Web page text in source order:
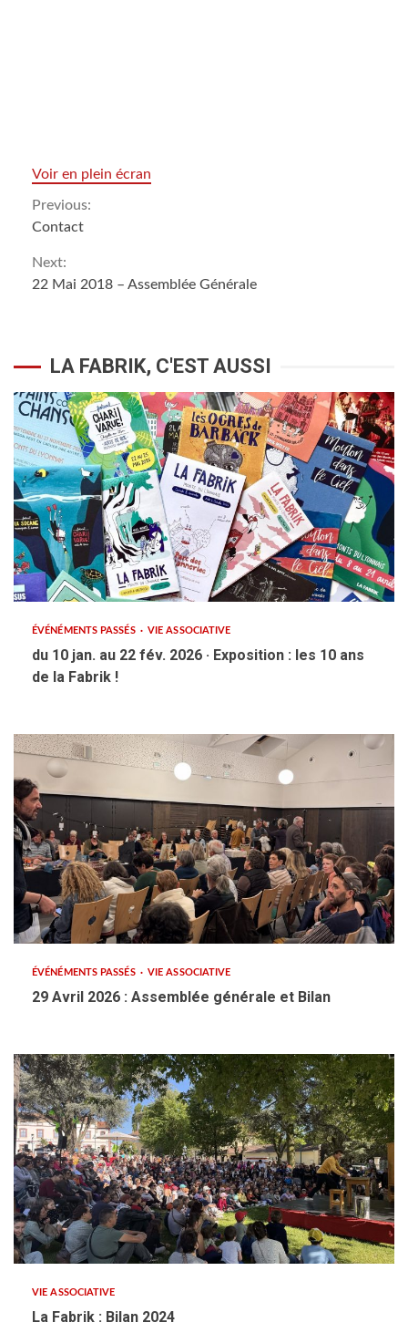
Voir en plein écran
Continue
Reading
Previous:
Contact
Next:
22 Mai 2018 – Assemblée Générale
LA FABRIK, C'EST AUSSI
ÉVÉNÉMENTS PASSÉS VIE ASSOCIATIVE
du 10 jan. au 22 fév. 2026 · Exposition : les 10 ans
de la Fabrik !
ÉVÉNÉMENTS PASSÉS VIE ASSOCIATIVE
29 Avril 2026 : Assemblée générale et Bilan
VIE ASSOCIATIVE
La Fabrik : Bilan 2024